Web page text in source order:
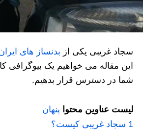
سجاد غریبی یکی از بدنساز های
این مقاله می خواهیم یک بیوگرافی
شما در دسترس قرار بدهیم.
لیست عناوین محتوا پنهان
1 سجاد غریبی کیست؟